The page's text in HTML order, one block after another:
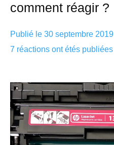
comment réagir ?
Publié le 30 septembre 2019
7 réactions ont étés publiées